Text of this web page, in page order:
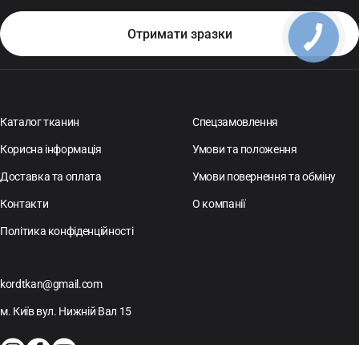
Каталог тканин Спецзамовлення
Корисна інформація Умови та положення
Доставка та оплата Умови повернення та обміну
Контакти О компанії
Політика конфіденційності
kordtkan@gmail.com
м. Київ вул. Нижній Вал 15